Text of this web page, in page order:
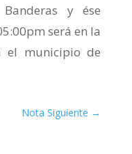
y ése
será en la
el municipio de
Nota Siguiente →